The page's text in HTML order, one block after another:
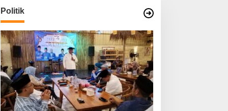
Politik